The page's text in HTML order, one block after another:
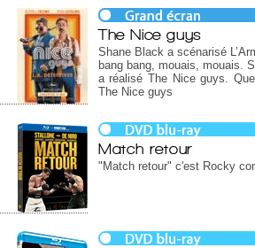
The Nice guys
Shane Black a scénarisé
bang bang, mouais, mouais.
a réalisé The Nice guys.
The Nice guys
Match retour
"Match retour" c'est Rocky